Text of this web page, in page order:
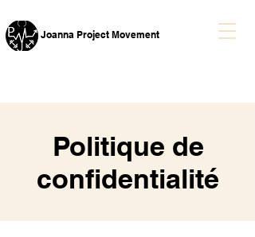
Joanna Project Movement
Politique de
confidentialité